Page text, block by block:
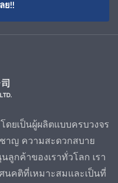
ย!!
ดยเป็นผู้ผลิตแบบครบวงจร
าญ ความสะดวกสบาย
กค้าของเราทั่วโลก เรา
นคติที่เหมาะสมและเป็นที่